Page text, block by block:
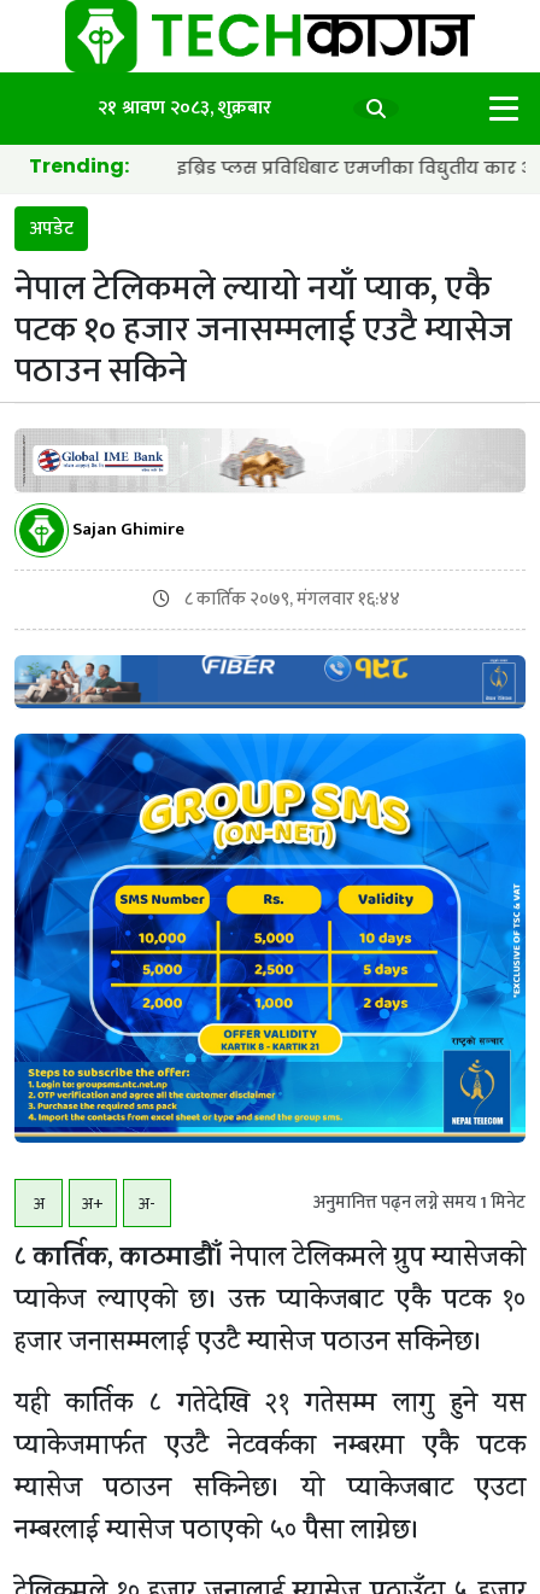
२१ श्रावण २०८३, शुक्रबार
Trending:
र हाइब्रिड प्लस प्रविधिबाट एमजीका विद्युतीय कार अझ छिटा र
अपडेट
नेपाल टेलिकमले ल्यायो नयाँ प्याक, एकै
पटक १० हजार जनासम्मलाई एउटै म्यासेज
पठाउन सकिने
Sajan Ghimire
८ कार्तिक २०७९, मंगलवार १६:४४
अ अ+ अ- अनुमानित्त पढ्न लग्ने समय1मिनेट
८ कार्तिक, काठमाडाैँ।नेपाल टेलिकमले ग्रुप म्यासेजको
प्याकेज ल्याएको छ। उक्त प्याकेजबाट एकै पटक १०
हजार जनासम्मलाई एउटै म्यासेज पठाउन सकिनेछ।
यही कार्तिक ८ गतेदेखि २१ गतेसम्म लागु हुने यस
प्याकेजमार्फत एउटै नेटवर्कका नम्बरमा एकै पटक
म्यासेज पठाउन सकिनेछ। यो प्याकेजबाट एउटा
नम्बरलाई म्यासेज पठाएको ५० पैसा लाग्नेछ।